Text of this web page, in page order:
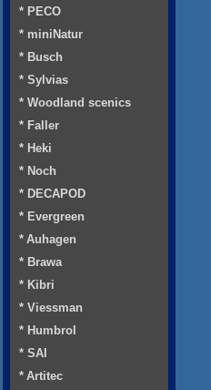
* PECO
* miniNatur
* Busch
* Sylvias
* Woodland scenics
* Faller
* Heki
* Noch
* DECAPOD
* Evergreen
* Auhagen
* Brawa
* Kibri
* Viessman
* Humbrol
* SAI
* Artitec